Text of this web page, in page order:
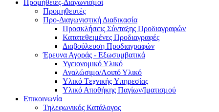
Προμήθειες-Διαγωνισμοί
Προμηθευτές
Προ-Διαγωνιστική Διαδικασία
Προσκλήσεις Σύνταξης Προδιαγραφών
Κατατεθειμένες Προδιαγραφές
Διαβούλευση Προδιαγραφών
Έρευνα Αγοράς - Εξωσυμβατικά
Υγειονομικό Υλικό
Αναλώσιμο/Λοιπό Υλικό
Υλικό Tεχνικής Yπηρεσίας
Υλικό Αποθήκης Παγίων/Ιματισμού
Επικοινωνία
Τηλεφωνικός Κατάλογος